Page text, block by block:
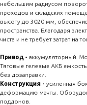
небольшим радиусом
проходов и складских
высоту до 3020 мм,
пространства. Благодаря
чиста и не требует затрат на
Привод - аккумуляторный.
Тяговые гелевые АКБ
без дозаправки.
Конструкция - усиленная
деформацию мачты.
поддонов.